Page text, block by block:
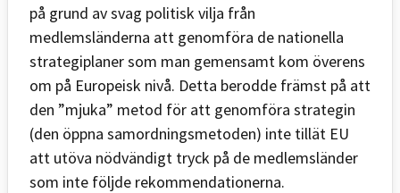
på grund av svag politisk vilja från
medlemsländerna att genomföra de nationella
strategiplaner som man gemensamt kom överens
om på Europeisk nivå. Detta berodde främst på att
den ”mjuka” metod för att genomföra strategin
(den öppna samordningsmetoden) inte tillät EU
att utöva nödvändigt tryck på de medlemsländer
som inte följde rekommendationerna.